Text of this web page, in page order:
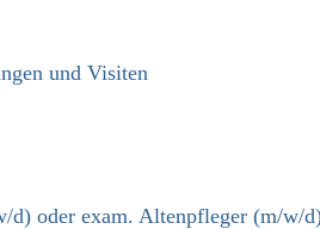
d) oder exam. Altenpfleger (m/w/
und Visiten